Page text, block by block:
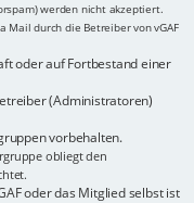
werden nicht akzeptiert.
durch die Betreiber von vGAF
oder auf Fortbestand einer
(Administratoren)
vorbehalten.
obliegt den
oder das Mitglied selbst ist